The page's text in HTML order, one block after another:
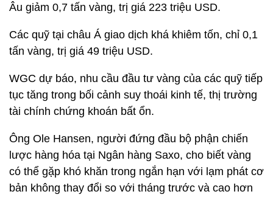
Âu giảm 0,7 tấn vàng, trị giá 223 triệu USD.
Các quỹ tại châu Á giao dịch khá khiêm tốn, chỉ 0,1
tấn vàng, trị giá 49 triệu USD.
WGC dự báo, nhu cầu đầu tư vàng của các quỹ tiếp
tục tăng trong bối cảnh suy thoái kinh tế, thị trường
tài chính chứng khoán bất ổn.
Ông Ole Hansen, người đứng đầu bộ phận chiến
lược hàng hóa tại Ngân hàng Saxo, cho biết vàng
có thể gặp khó khăn trong ngắn hạn với lạm phát cơ
bản không thay đổi so với tháng trước và cao hơn